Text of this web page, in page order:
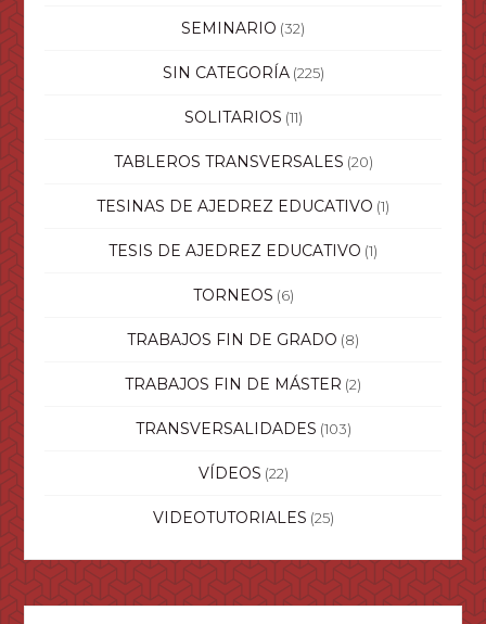
SEMINARIO (32)
SIN CATEGORÍA(225)
SOLITARIOS (11)
TABLEROS TRANSVERSALES (20)
TESINAS DE AJEDREZ EDUCATIVO (1)
TESIS DE AJEDREZ EDUCATIVO (1)
TORNEOS (6)
TRABAJOS FIN DE GRADO (8)
TRABAJOS FIN DE MÁSTER (2)
TRANSVERSALIDADES (103)
VÍDEOS (22)
VIDEOTUTORIALES (25)